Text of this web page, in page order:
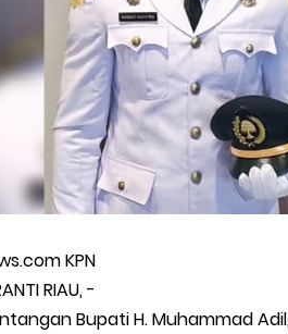
KPN
RIAU, -
Bupati H. Muhammad